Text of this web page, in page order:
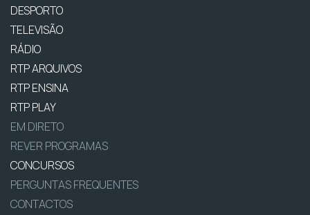
DESPORTO
TELEVISÃO
RÁDIO
RTP ARQUIVOS
RTP ENSINA
RTP PLAY
EM DIRETO
REVER PROGRAMAS
CONCURSOS
PERGUNTAS FREQUENTES
CONTACTOS